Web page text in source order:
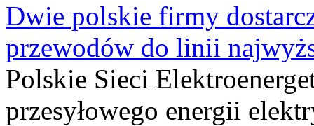
Dwie polskie firmy
przewodów do linii
Polskie Sieci
przesyłowego energii